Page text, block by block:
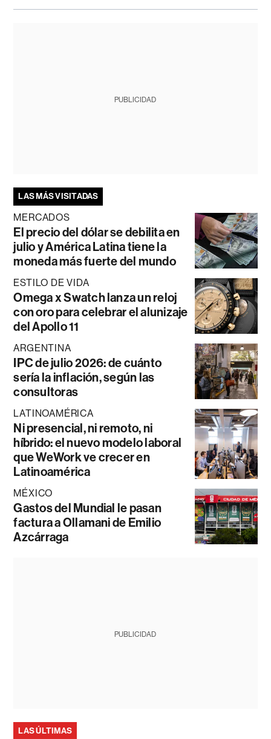
PUBLICIDAD
LAS MÁS VISITADAS
MERCADOS
El precio del dólar se debilita en
julio y América Latina tiene la
moneda más fuerte del mundo
ESTILO DE VIDA
Omega x Swatch lanza un reloj
con oro para celebrar el alunizaje
del Apollo 11
ARGENTINA
IPC de julio 2026: de cuánto
sería la inflación, según las
consultoras
LATINOAMÉRICA
Ni presencial, ni remoto, ni
híbrido: el nuevo modelo laboral
que WeWork ve crecer en
Latinoamérica
MÉXICO
Gastos del Mundial le pasan
factura a Ollamani de Emilio
Azcárraga
PUBLICIDAD
LAS ÚLTIMAS